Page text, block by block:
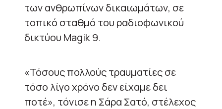
των ανθρωπίνων δικαιωμάτων, σε
τοπικό σταθμό του ραδιοφωνικού
δικτύου Magik 9.
«Τόσους πολλούς τραυματίες σε
τόσο λίγο χρόνο δεν είχαμε δει
ποτέ», τόνισε η Σάρα Σατό, στέλεχος